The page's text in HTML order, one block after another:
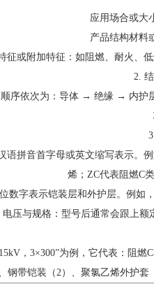
应用场合或大
产品结构材料
征或附加特征：如阻燃、耐火、
2.
序依次为：导体 → 绝缘 → 内护
语拼音首字母或英文缩写表示。
烯；ZC代表阻燃C
数字表示铠装层和外护层。例如
电压与规格：型号后通常会跟上额
，3×300”为例，它代表：阻
钢带铠装（2）、聚氯乙烯外护套